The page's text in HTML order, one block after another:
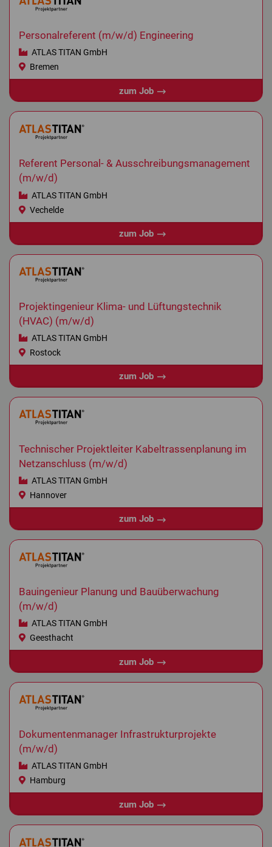
Personalreferent (m/w/d) Engineering
ATLAS TITAN GmbH
Bremen
zum Job
Referent Personal- & Ausschreibungsmanagement
(m/w/d)
ATLAS TITAN GmbH
Vechelde
zum Job
Projektingenieur Klima- und Lüftungstechnik
(HVAC) (m/w/d)
ATLAS TITAN GmbH
Rostock
zum Job
Technischer Projektleiter Kabeltrassenplanung im
Netzanschluss (m/w/d)
ATLAS TITAN GmbH
Hannover
zum Job
Bauingenieur Planung und Bauüberwachung
(m/w/d)
ATLAS TITAN GmbH
Geesthacht
zum Job
Dokumentenmanager Infrastrukturprojekte
(m/w/d)
ATLAS TITAN GmbH
Hamburg
zum Job